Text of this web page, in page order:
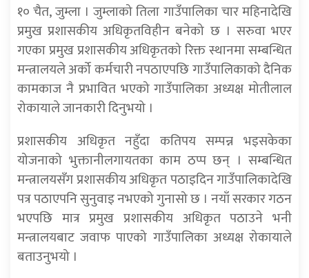
१० चैत, जुम्ला । जुम्लाको तिला गाउँपालिका चार महिनादेखि
प्रमुख प्रशासकीय अधिकृतविहीन बनेको छ । सरुवा भएर
गएका प्रमुख प्रशासकीय अधिकृतको रिक्त स्थानमा सम्बन्धित
मन्त्रालयले अर्को कर्मचारी नपठाएपछि गाउँपालिकाको दैनिक
कामकाज नै प्रभावित भएको गाउँपालिका अध्यक्ष मोतीलाल
रोकायाले जानकारी दिनुभयो ।
प्रशासकीय अधिकृत नहुँदा कतिपय सम्पन्न भइसकेका
योजनाको भुक्तानीलगायतका काम ठप्प छन् । सम्बन्धित
मन्त्रालयसँग प्रशासकीय अधिकृत पठाइदिन गाउँपालिकादेखि
पत्र पठाएपनि सुनुवाइ नभएको गुनासो छ । नयाँ सरकार गठन
भएपछि मात्र प्रमुख प्रशासकीय अधिकृत पठाउने भनी
मन्त्रालयबाट जवाफ पाएको गाउँपालिका अध्यक्ष रोकायाले
बताउनुभयो ।